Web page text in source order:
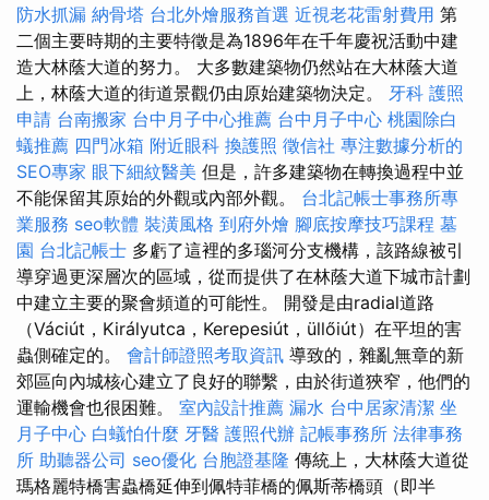
防水抓漏 納骨塔 台北外燴服務首選 近視老花雷射費用 第
二個主要時期的主要特徵是為1896年在千年慶祝活動中建
造大林蔭大道的努力。 大多數建築物仍然站在大林蔭大道
上，林蔭大道的街道景觀仍由原始建築物決定。 牙科 護照
申請 台南搬家 台中月子中心推薦 台中月子中心 桃園除白
蟻推薦 四門冰箱 附近眼科 換護照 徵信社 專注數據分析的
SEO專家 眼下細紋醫美 但是，許多建築物在轉換過程中並
不能保留其原始的外觀或內部外觀。 台北記帳士事務所專
業服務 seo軟體 裝潢風格 到府外燴 腳底按摩技巧課程 墓
園 台北記帳士 多虧了這裡的多瑙河分支機構，該路線被引
導穿過更深層次的區域，從而提供了在林蔭大道下城市計劃
中建立主要的聚會頻道的可能性。 開發是由radial道路
（Váciút，Királyutca，Kerepesiút，üllőiút）在平坦的害
蟲側確定的。 會計師證照考取資訊 導致的，雜亂無章的新
郊區向內城核心建立了良好的聯繫，由於街道狹窄，他們的
運輸機會也很困難。 室內設計推薦 漏水 台中居家清潔 坐
月子中心 白蟻怕什麼 牙醫 護照代辦 記帳事務所 法律事務
所 助聽器公司 seo優化 台胞證基隆 傳統上，大林蔭大道從
瑪格麗特橋害蟲橋延伸到佩特菲橋的佩斯蒂橋頭（即半